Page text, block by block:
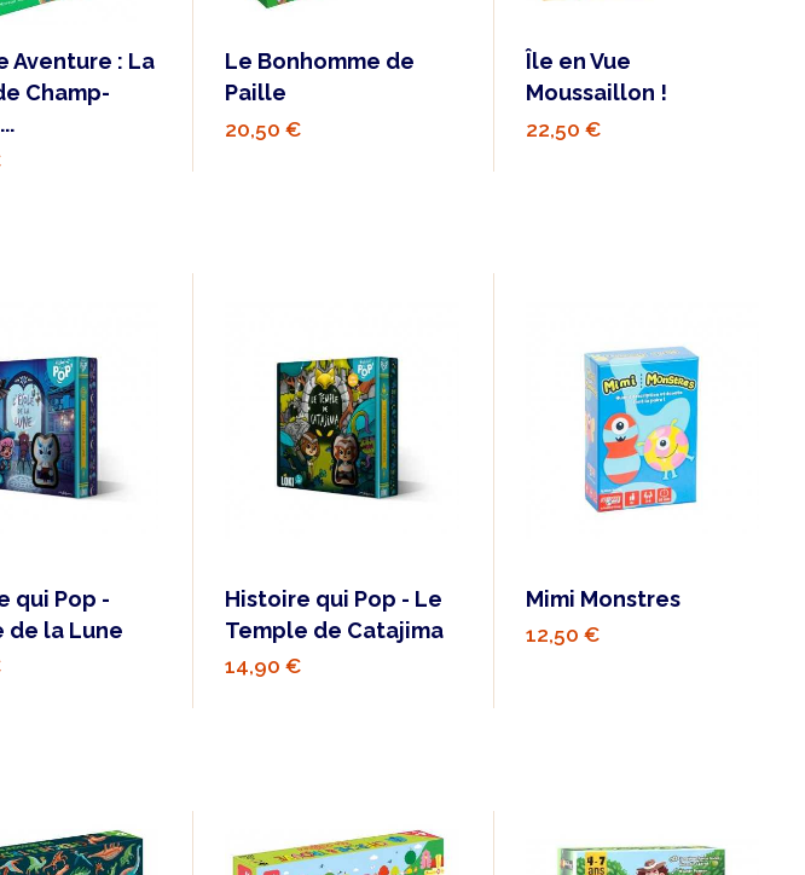
Aventure : La
Champ-
Le Bonhomme de
Paille
20,50 €
Île en Vue
Moussaillon !
22,50 €
qui Pop -
de la Lune
Histoire qui Pop - Le
Temple de Catajima
14,90 €
Mimi Monstres
12,50 €